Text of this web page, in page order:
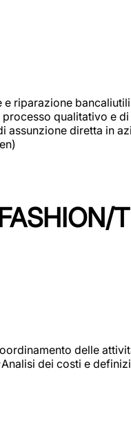
riparazione
qualitativo e
diretta in
delle
dei costi e